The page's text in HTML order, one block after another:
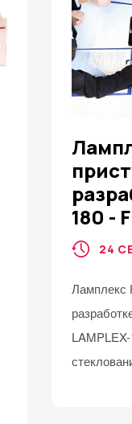
180 -
24
Ламплекс